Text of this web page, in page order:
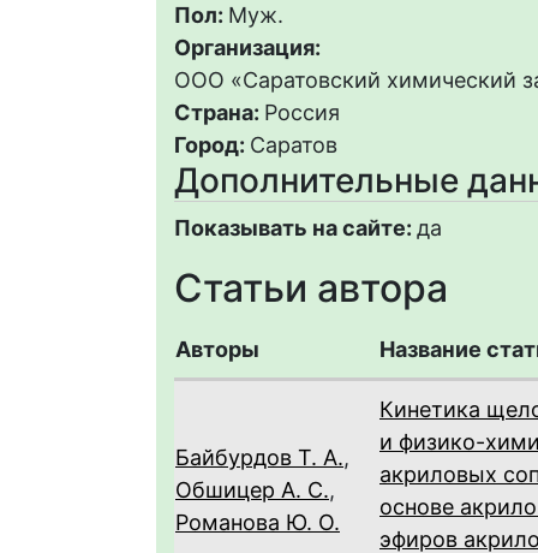
Пол: Муж.
Организация:
ООО «Саратовский химический
Страна: Россия
Город: Саратов
Дополнительные
Показывать на сайте: да
Статьи автора
Авторы Название
Байбурдов Т. А.,
Обшицер А. С.,
Романова Ю. О.
Кинетика
и физико-
акриловых
основе
эфиров